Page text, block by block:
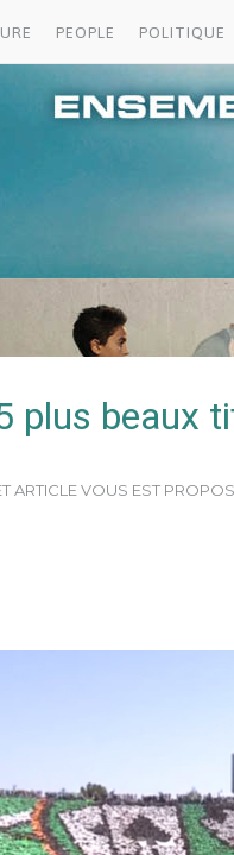
PEOPLE POLITIQUE
plus beaux
ARTICLE VOUS EST